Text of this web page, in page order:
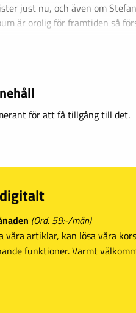
just nu, och även om
är orolig för framtiden så
för att få tillgång till det.
(Ord. 59:-/mån)
våra artiklar, kan lösa våra
funktioner. Varmt